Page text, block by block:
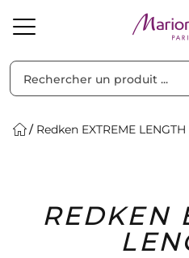
Solaire Homme
Redken EXTREME LENGTH
REDKEN